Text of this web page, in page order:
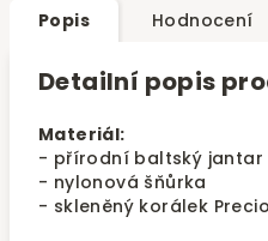
Popis Hodnocení
Detailní popis
Materiál:
- přírodní baltský
- nylonová šňůrka
- skleněný korálek